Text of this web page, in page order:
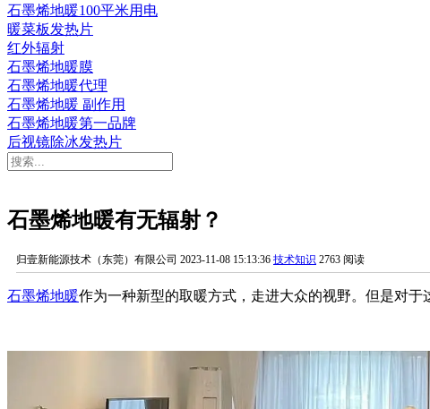
石墨烯地暖100平米用电
暖菜板发热片
红外辐射
石墨烯地暖膜
石墨烯地暖代理
石墨烯地暖 副作用
石墨烯地暖第一品牌
后视镜除冰发热片
石墨烯地暖有无辐射？
归壹新能源技术（东莞）有限公司 2023-11-08 15:13:36 技术知识 2763 阅读
石墨烯地暖作为一种新型的取暖方式，走进大众的视野。但是对